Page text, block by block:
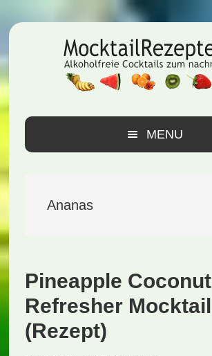
Hauptnavigation
Inhalt
Seitenspalte
MENU
Ananas
Pineapple Coconut
Refresher Mocktail
(Rezept)